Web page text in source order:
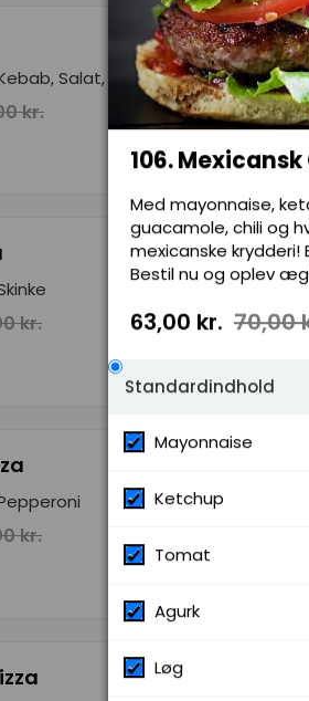
Salat, Dressing
kr.
kr.
kr.
106.
Med mayonnaise,
guacamole, chili og
mexicanske krydderi!
Bestil nu og oplev
63,00 kr. 70,00
Standardindhold
Mayonnaise
Ketchup
Tomat
Agurk
Løg